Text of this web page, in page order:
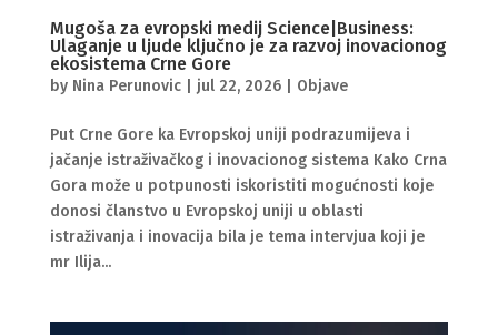
Mugoša za evropski medij Science|Business:
Ulaganje u ljude ključno je za razvoj inovacionog
ekosistema Crne Gore
by Nina Perunovic| jul 22, 2026| Objave
Put Crne Gore ka Evropskoj uniji podrazumijeva i
jačanje istraživačkog i inovacionog sistema Kako Crna
Gora može u potpunosti iskoristiti mogućnosti koje
donosi članstvo u Evropskoj uniji u oblasti
istraživanja i inovacija bila je tema intervjua koji je
mr Ilija...